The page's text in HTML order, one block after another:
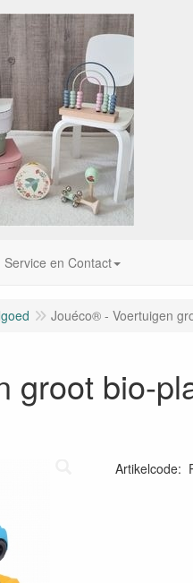
Service en Contact
Jouéco® - Voertuigen
groot bio-
Artikelcode: